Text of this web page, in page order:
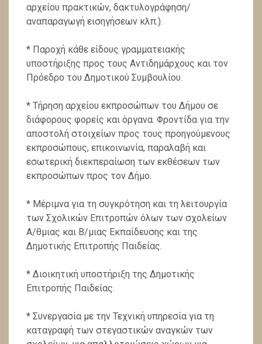
αρχείου πρα­κτικών, δακτυλογράφηση/
αναπαραγωγή εισηγήσεων κλπ.).
* Παροχή κάθε είδους γραμματειακής
υποστήριξης προς τους Αντιδημάρχους και τον
Πρόεδρο του Δημοτι­κού Συμβουλίου.
* Τήρηση αρχείου εκπροσώπων του Δήμου σε
διάφο­ρους φορείς και όργανα. Φροντίδα για την
αποστολή στοιχείων προς τους προηγούμενους
εκπροσώπους, επι­κοινωνία, παραλαβή και
εσωτερική διεκπεραίωση των εκ­θέσεων των
εκπροσώπων προς τον Δήμο.
* Μέριμνα για τη συγκρότηση και τη λειτουργία
των Σχολικών Επιτροπών όλων των σχολείων
Α/θμιας και Β/μιας Εκπαίδευσης και της
Δημοτικής Επιτροπής Παι­δείας.
* Διοικητική υποστήριξη της Δημοτικής
Επιτροπής Παι­δείας.
* Συνεργασία με την Τεχνική υπηρεσία για τη
καταγραφή των στεγαστικών αναγκών των